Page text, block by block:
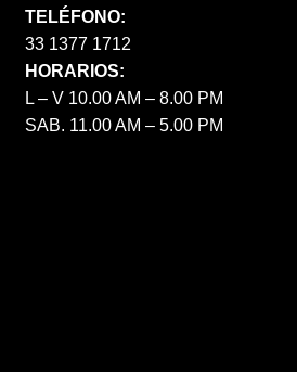
TELÉFONO:
33 1377 1712
HORARIOS:
L – V 10.00 AM – 8.00 PM
SAB. 11.00 AM – 5.00 PM